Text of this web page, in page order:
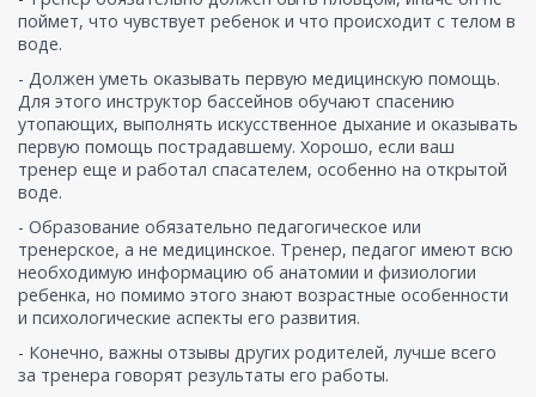
поймет, что чувствует ребенок и что происходит с телом в
воде.
- Должен уметь оказывать первую медицинскую помощь.
Для этого инструктор бассейнов обучают спасению
утопающих, выполнять искусственное дыхание и оказывать
первую помощь пострадавшему. Хорошо, если ваш
тренер еще и работал спасателем, особенно на открытой
воде.
- Образование обязательно педагогическое или
тренерское, а не медицинское. Тренер, педагог имеют всю
необходимую информацию об анатомии и физиологии
ребенка, но помимо этого знают возрастные особенности
и психологические аспекты его развития.
- Конечно, важны отзывы других родителей, лучше всего
за тренера говорят результаты его работы.